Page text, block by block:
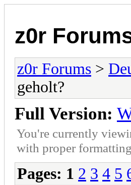
z0r
z0r Forums >
geholt?
Full Version:
You're currently
with proper
Pages: 1 2 3 4 5